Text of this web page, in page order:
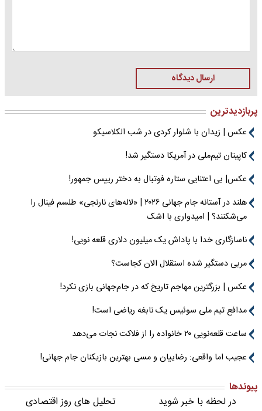
ارسال دیدگاه
پربازدیدترین
عکس | زیدان با شلوار کردی در شب الکلاسیکو
کاپیتان تیم‌ملی در آمریکا دستگیر شد!
عکس| بی اعتنایی ستاره فوتبال به دختر رییس جمهور!
هلند در آستانه جام جهانی ۲۰۲۶ | «لاله‌های نارنجی» طلسم فینال را
می‌شکنند؟ | امیدواری با اشک
ناسازگاری خدا با پاداش یک میلیون دلاری قلعه نویی!
مربی دستگیر شده استقلال الان کجاست؟
عکس | بزرگترین مهاجم تاریخ که در جام‌جهانی بازی نکرد!
مدافع تیم ملی سوئیس یک نابغه ریاضی است!
ساعت قلعه‌نویی ۲۰ خانواده را از فلاکت نجات می‌دهد
عجیب اما واقعی: رضاییان و مسی بهترین بازیکنان جام جهانی!
پیوندها
در لحظه با خبر شوید
تحلیل های روز اقتصادی